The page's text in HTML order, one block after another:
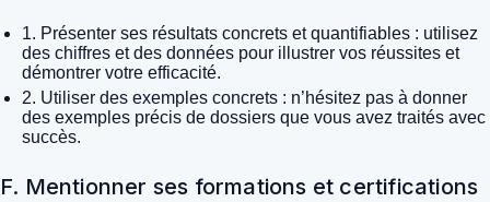
1. Présenter ses résultats concrets et quantifiables : utilisez
des chiffres et des données pour illustrer vos réussites et
démontrer votre efficacité.
2. Utiliser des exemples concrets : n’hésitez pas à donner
des exemples précis de dossiers que vous avez traités avec
succès.
F. Mentionner ses formations et certifications